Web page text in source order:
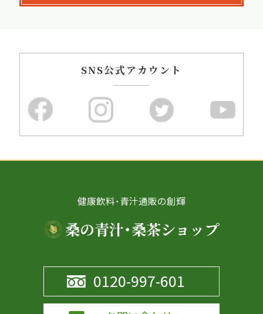
SNS公式アカウント
健康飲料･青汁通販の創輝
桑の青汁･桑茶ショップ
0120-997-601